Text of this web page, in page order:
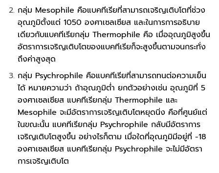
กลุ่ม Mesophile คือแบคทีเรียที่สามารถเจริญเติบโตที่ช่วง
อุณภูมิตั้งแต่ 1050 องศาเซลเซียส และในการการอธิบาย
เดียวกับแบคทีเรียกลุ่ม Thermophile คือ เมื่ออุณภูมิสูงขึ้น
อัตราการเจริญเติบโตของแบคทีเรียก็จะสูงขึ้นตามจนกระทั่ง
ถึงค่าสูงสุด
กลุ่ม Psychrophile คือแบคทีเรียที่สามารถทนต่อความเย็น
ได้ หมายความว่า ถ้าอุณภูมิต่ำ ยกตัวอย่างเช่น อุณภูมิที่ 5
องศาเซลเซียส แบคทีเรียกลุ่ม Thermophile และ
Mesophile จะมีอัตราการเจริญเติบโตหยุดนิ่ง คือที่ศูนย์แต่
ในขณะนั้น แบคทีเรียกลุ่ม Psychrophile กลับมีอัตราการ
เจริญเติบโตสูงขึ้น อย่างไรก็ตาม เมื่อใดที่อุณภูมิมีอยู่ที่ -18
องศาเซลเซียส แบคทีเรียกลุ่ม Psychrophile จะไม่มีอัตรา
การเจริญเติบโต